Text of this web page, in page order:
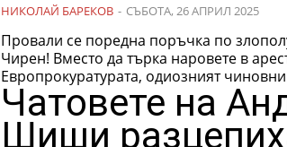
НИКОЛАЙ БАРЕКОВ - СЪБОТА, 26 АПРИЛ 2025
Провали се поредна поръчка по
Чирен! Вместо да търка наровете в ареста по заповед на
Европрокуратурата, одиозният
Чатовете на
Шиши